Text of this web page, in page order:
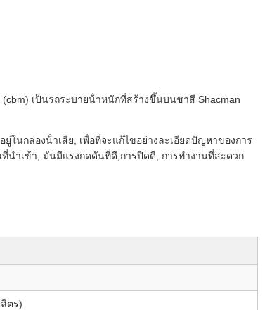
(cbm) เป็นรถระบายน้ําหนักที่สร้างขึ้นบนชาสี Shacman
ในกล่องน้ําเสีย, เพื่อที่จะแก้ไขอย่างละเอียดปัญหาของการ
นําเข้า, มันมีแรงกดดันที่ดี,การปิดดี, การทํางานที่สะดวก
ตร)